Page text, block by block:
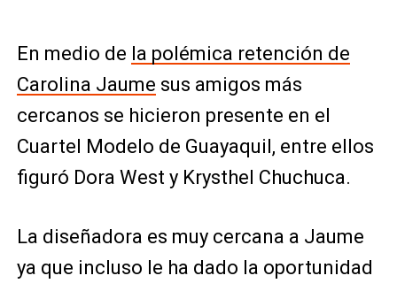
En medio de la polémica retención de
Carolina Jaume sus amigos más
cercanos se hicieron presente en el
Cuartel Modelo de Guayaquil, entre ellos
figuró Dora West y Krysthel Chuchuca.
La diseñadora es muy cercana a Jaume
ya que incluso le ha dado la oportunidad